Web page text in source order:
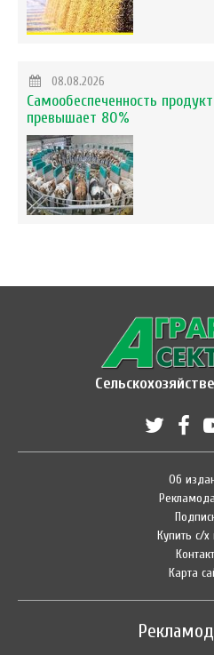
08.08.2026
Самообеспеченность
превышает 80%
Об
Купить с/х
Карта